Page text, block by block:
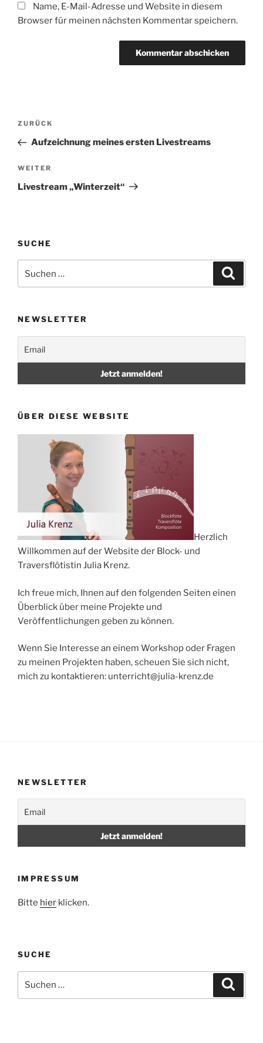
Name, E-Mail-Adresse und Website in diesem
Browser für meinen nächsten Kommentar speichern.
Beitragsnavigation
Vorheriger
Beitrag
ZURÜCK
Aufzeichnung meines ersten Livestreams
Nächster
Beitrag
WEITER
Livestream „Winterzeit“
SUCHE
nach:
NEWSLETTER
ÜBER DIESE WEBSITE
Herzlich
Willkommen auf der Website der Block- und
Traversflötistin Julia Krenz.
Ich freue mich, Ihnen auf den folgenden Seiten einen
Überblick über meine Projekte und
Veröffentlichungen geben zu können.
Wenn Sie Interesse an einem Workshop oder Fragen
zu meinen Projekten haben, scheuen Sie sich nicht,
mich zu kontaktieren: unterricht@julia-krenz.de
NEWSLETTER
IMPRESSUM
Bitte hier klicken.
SUCHE
nach: